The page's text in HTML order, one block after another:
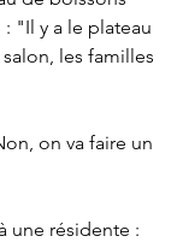
"Il y a le plateau
les familles
on va faire un
une résidente :